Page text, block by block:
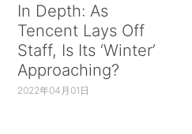
In Depth: As
Tencent Lays Off
Staff, Is Its ‘Winter’
Approaching?
2022年04月01日